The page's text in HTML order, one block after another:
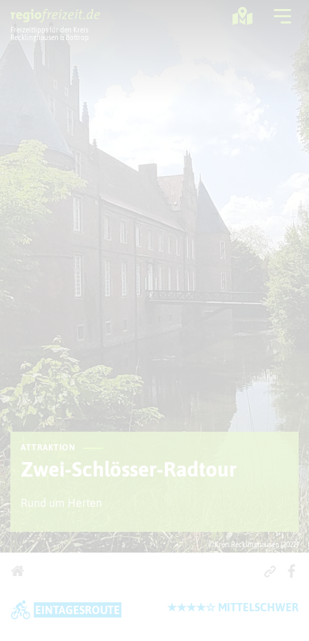
Freizeittipps für den Kreis
Recklinghausen & Bottrop
Freizeitregion
© Kreis Recklinghausen (2022)
ATTRAKTION
Zwei-Schlösser-Radtour
Rund um Herten
EINTAGESROUTE ★★★★☆ MITTELSCHWER